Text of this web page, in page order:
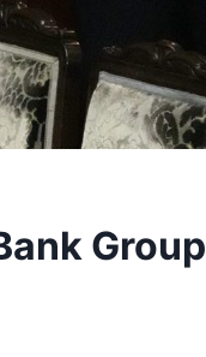
Group